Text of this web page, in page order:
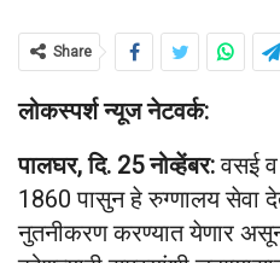
Share
लोकस्पर्श न्यूज नेटवर्क:
पालघर, दि. 25 नोव्हेंबर:वसई व
1860 पासुन हे रुग्णालय सेवा
नुतनीकरण करण्यात येणार